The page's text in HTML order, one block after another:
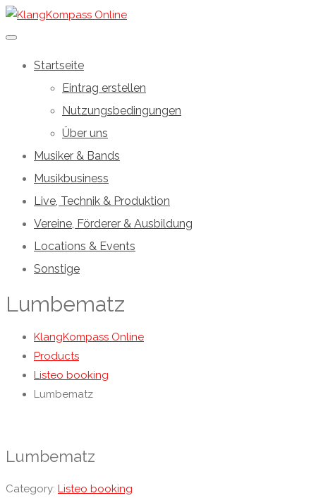
Startseite
Eintrag erstellen
Nutzungsbedingungen
Über uns
Musiker & Bands
Musikbusiness
Live, Technik & Produktion
Vereine, Förderer & Ausbildung
Locations & Events
Sonstige
Lumbematz
KlangKompass Online
Products
Listeo booking
Lumbematz
Lumbematz
Category: Listeo booking